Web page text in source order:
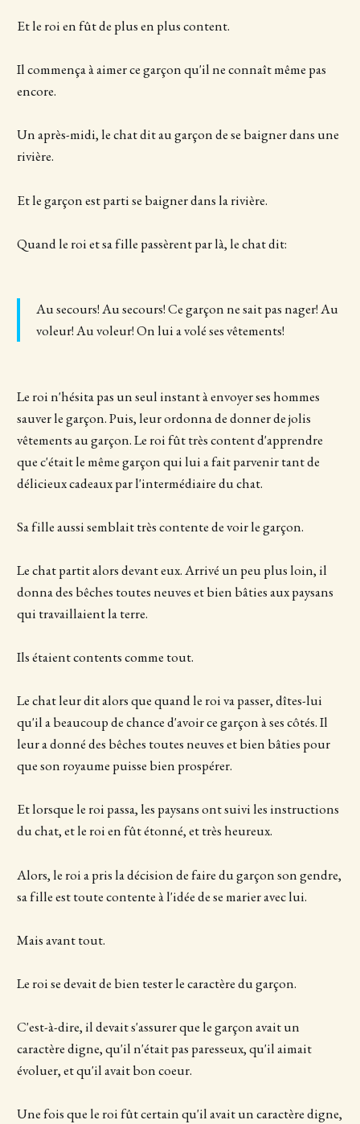
Et le roi en fût de plus en plus content.
Il commença à aimer ce garçon qu'il ne connaît même pas
encore.
Un après-midi, le chat dit au garçon de se baigner dans une
rivière.
Et le garçon est parti se baigner dans la rivière.
Quand le roi et sa fille passèrent par là, le chat dit:
Au secours! Au secours! Ce garçon ne sait pas nager! Au
voleur! Au voleur! On lui a volé ses vêtements!
Le roi n'hésita pas un seul instant à envoyer ses hommes
sauver le garçon. Puis, leur ordonna de donner de jolis
vêtements au garçon. Le roi fût très content d'apprendre
que c'était le même garçon qui lui a fait parvenir tant de
délicieux cadeaux par l'intermédiaire du chat.
Sa fille aussi semblait très contente de voir le garçon.
Le chat partit alors devant eux. Arrivé un peu plus loin, il
donna des bêches toutes neuves et bien bâties aux paysans
qui travaillaient la terre.
Ils étaient contents comme tout.
Le chat leur dit alors que quand le roi va passer, dîtes-lui
qu'il a beaucoup de chance d'avoir ce garçon à ses côtés. Il
leur a donné des bêches toutes neuves et bien bâties pour
que son royaume puisse bien prospérer.
Et lorsque le roi passa, les paysans ont suivi les instructions
du chat, et le roi en fût étonné, et très heureux.
Alors, le roi a pris la décision de faire du garçon son gendre,
sa fille est toute contente à l'idée de se marier avec lui.
Mais avant tout.
Le roi se devait de bien tester le caractère du garçon.
C'est-à-dire, il devait s'assurer que le garçon avait un
caractère digne, qu'il n'était pas paresseux, qu'il aimait
évoluer, et qu'il avait bon coeur.
Une fois que le roi fût certain qu'il avait un caractère digne,